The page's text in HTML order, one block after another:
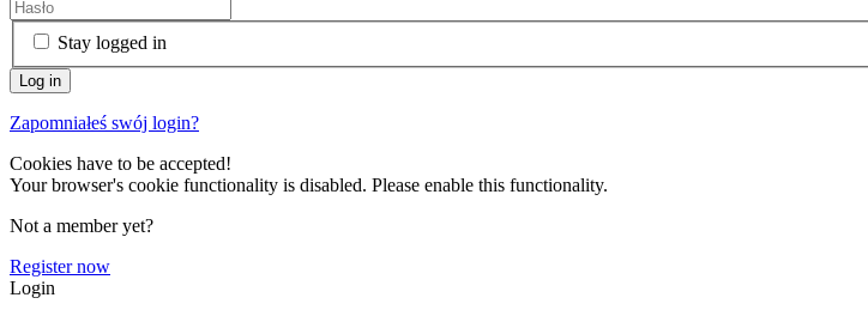
Stay logged in
Zapomniałeś swój login?
Cookies have to be accepted!
Your browser's cookie functionality is disabled. Please enable this functionality.
Not a member yet?
Register now
Login